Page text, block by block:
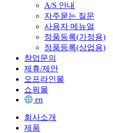
A/S 안내
자주묻는 질문
사용자 메뉴얼
정품등록(가정용)
정품등록(상업용)
창업문의
제휴/제안
오프라인몰
쇼핑몰
en
회사소개
제품